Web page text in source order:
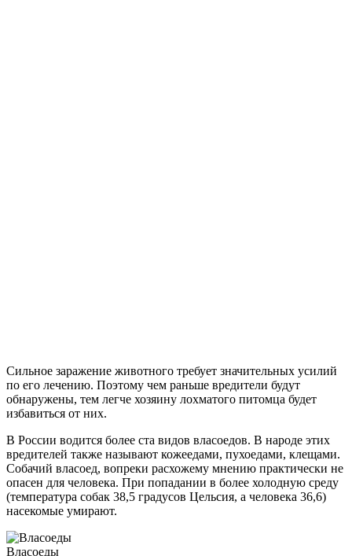
Сильное заражение животного требует значительных усилий
по его лечению. Поэтому чем раньше вредители будут
обнаружены, тем легче хозяину лохматого питомца будет
избавиться от них.
В России водится более ста видов власоедов. В народе этих
вредителей также называют кожеедами, пухоедами, клещами.
Собачий власоед, вопреки расхожему мнению практически не
опасен для человека. При попадании в более холодную среду
(температура собак 38,5 градусов Цельсия, а человека 36,6)
насекомые умирают.
Власоеды